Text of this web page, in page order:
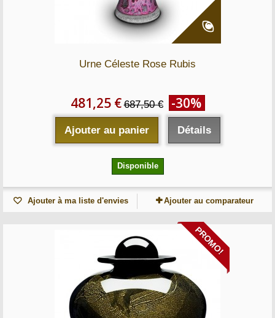
Urne Céleste Rose Rubis
481,25 € 687,50 € -30%
Ajouter au panier Détails
Disponible
Ajouter à ma liste d'envies Ajouter au comparateur
PROMO!